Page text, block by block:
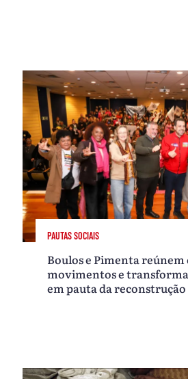
PAUTAS SOCIAIS
Boulos e Pimenta reúnem
movimentos e
em pauta da reconstrução